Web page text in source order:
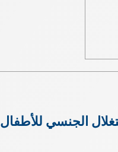
الجنسي للأطفال